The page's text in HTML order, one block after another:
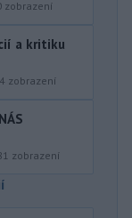
zobrazení
a kritiku
zobrazení
zobrazení